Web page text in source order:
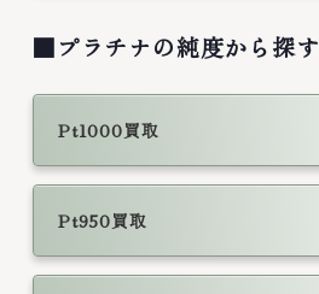
■プラチナの純度から探す
Pt1000買取
Pt950買取